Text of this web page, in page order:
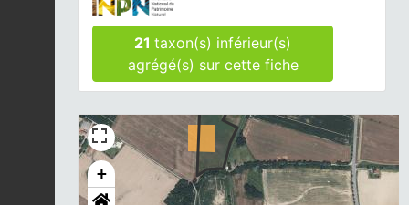
21taxon(s) inférieur(s)
agrégé(s) sur cette fiche
+